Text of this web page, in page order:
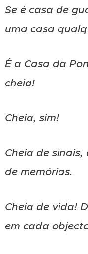
Se é casa de
uma casa
É a Casa da
cheia!
Cheia, sim!
Cheia de
de memórias.
Cheia de vida!
em cada